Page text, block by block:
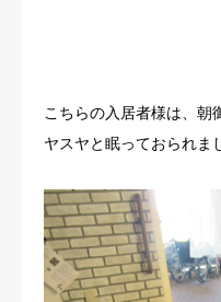
こちらの入居者様は、朝
ヤスヤと眠っておられま